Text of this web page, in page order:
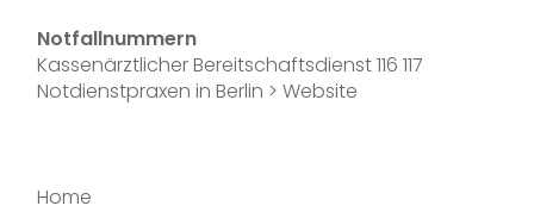
Notfallnummern
Kassenärztlicher Bereitschaftsdienst116 117
Notdienstpraxen in Berlin >Website
Home